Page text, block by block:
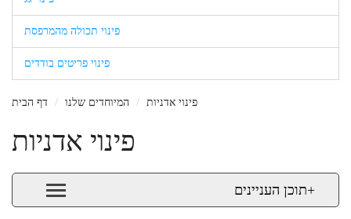
פינוי תכולה מהמרפסת
פינוי פריטים בודדים
דף הבית המיוחדים שלנו פינוי אדניות
פינוי אדניות
תוכן העניינים+